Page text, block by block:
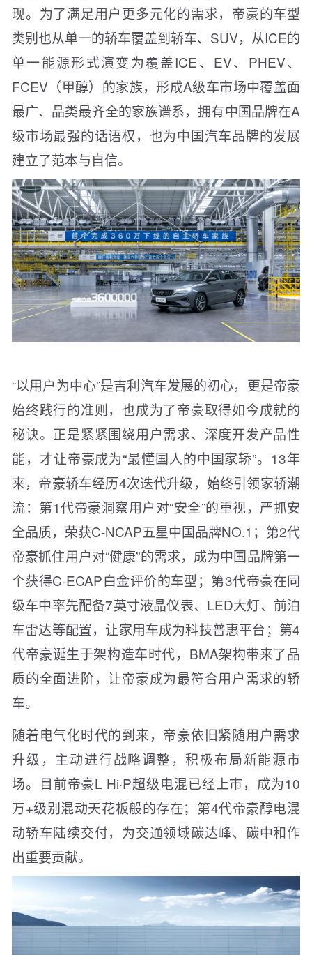
现。为了满足用户更多元化的需求，帝豪的车型
类别也从单一的轿车覆盖到轿车、SUV，从ICE的
单一能源形式演变为覆盖ICE、EV、PHEV、
FCEV（甲醇）的家族，形成A级车市场中覆盖面
最广、品类最齐全的家族谱系，拥有中国品牌在A
级市场最强的话语权，也为中国汽车品牌的发展
建立了范本与自信。
“以用户为中心”是吉利汽车发展的初心，更是帝豪
始终践行的准则，也成为了帝豪取得如今成就的
秘诀。正是紧紧围绕用户需求、深度开发产品性
能，才让帝豪成为“最懂国人的中国家轿”。13年
来，帝豪轿车经历4次迭代升级，始终引领家轿潮
流：第1代帝豪洞察用户对“安全”的重视，严抓安
全品质，荣获C-NCAP五星中国品牌NO.1；第2代
帝豪抓住用户对“健康”的需求，成为中国品牌第一
个获得C-ECAP白金评价的车型；第3代帝豪在同
级车中率先配备7英寸液晶仪表、LED大灯、前泊
车雷达等配置，让家用车成为科技普惠平台；第4
代帝豪诞生于架构造车时代，BMA架构带来了品
质的全面进阶，让帝豪成为最符合用户需求的轿
车。
随着电气化时代的到来，帝豪依旧紧随用户需求
升级，主动进行战略调整，积极布局新能源市
场。目前帝豪L Hi·P超级电混已经上市，成为10
万+级别混动天花板般的存在；第4代帝豪醇电混
动轿车陆续交付，为交通领域碳达峰、碳中和作
出重要贡献。